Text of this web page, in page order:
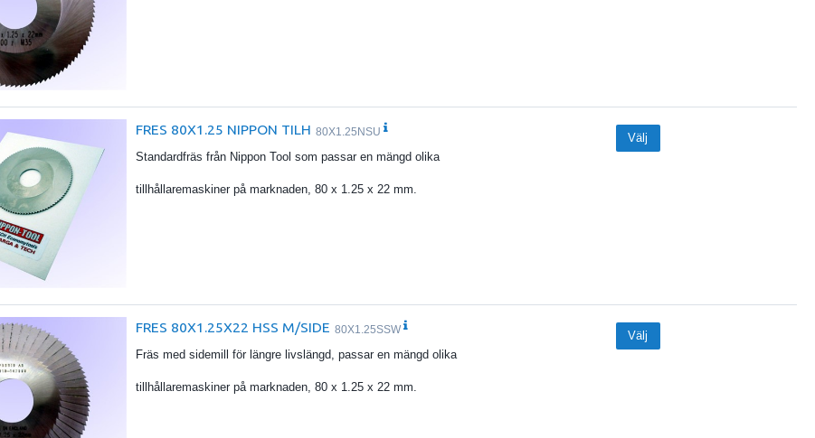
FRES 80X1.25 NIPPON TILH 80X1.25NSU
Standardfräs från Nippon Tool som passar en mängd olika
tillhållaremaskiner på marknaden, 80 x 1.25 x 22 mm.
Välj
FRES 80X1.25X22 HSS M/SIDE 80X1.25SSW
Fräs med sidemill för längre livslängd, passar en mängd olika
tillhållaremaskiner på marknaden, 80 x 1.25 x 22 mm.
Välj